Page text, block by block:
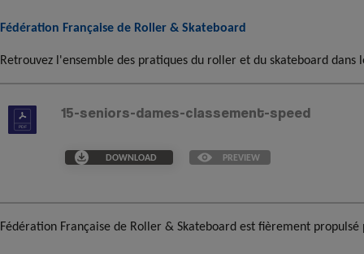
Fédération Française de Roller & Skateboard
Retrouvez l'ensemble des pratiques du roller et du skateboard dans
15-seniors-dames-classement-speed
DOWNLOAD PREVIEW
Fédération Française de Roller & Skateboard est fièrement